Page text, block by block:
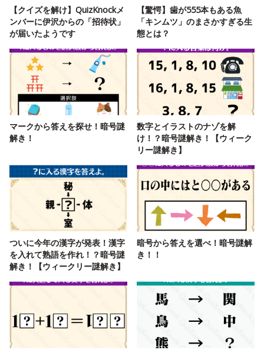
【クイズを解け】QuizKnockメ
ンバーに伊沢からの「招待状」
が届いたようです
【驚愕】歯が555本もある魚
「キンムツ」のまさかすぎる生
態とは？
マークから答えを探せ！暗号謎
解き！
数字とイラストのナゾを解
け！？暗号謎解き！【ウィーク
リー謎解き】
ついに今年の漢字が発表！漢字
を入れて熟語を作れ！？暗号謎
解き！【ウィークリー謎解き】
暗号から答えを選べ！暗号謎解
き！！